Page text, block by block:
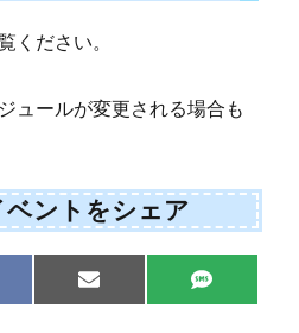
ください。
ュールが変更される場合も
ントをシェア
Share
on
E
m
Share
on
S
M